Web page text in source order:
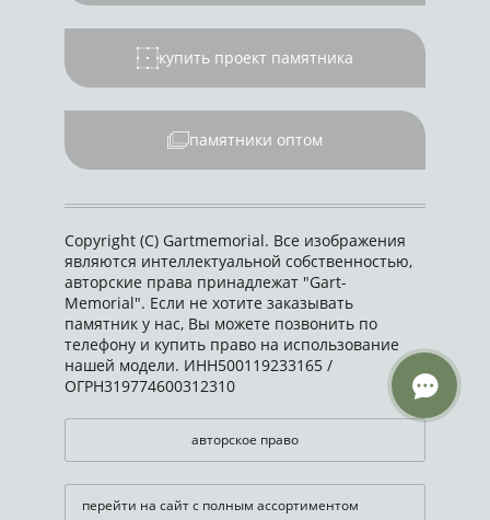
купить проект памятника
памятники оптом
Copyright (C) Gartmemorial. Все изображения
являются интеллектуальной собственностью,
авторские права принадлежат "Gart-
Memorial". Если не хотите заказывать
памятник у нас, Вы можете позвонить по
телефону и купить право на использование
нашей модели. ИНН500119233165 /
ОГРН319774600312310
авторское право
перейти на сайт с полным ассортиментом